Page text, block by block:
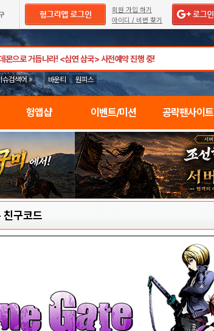
회원 가입 하기
아이디 / 비번 찾기
슈검색어 » 바운티 원피스
헝앱샵 이벤트/미션 공략팬사이트
친구코드